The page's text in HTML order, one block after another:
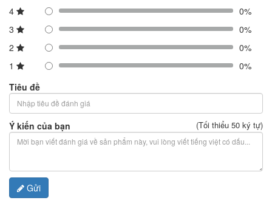
4
0%
3
0%
2
0%
1
0%
Tiêu đề
Ý kiến của bạn (Tối thiểu 50 ký tự)
Gửi